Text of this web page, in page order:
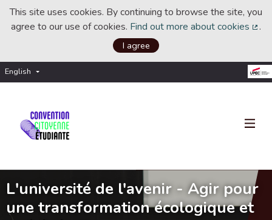
This site uses cookies. By continuing to browse the site, you
agree to our use of cookies. Find out more about cookies .
I agree
English Choisir la langue
L'université de l'avenir - Agir pour
une transformation écologique et